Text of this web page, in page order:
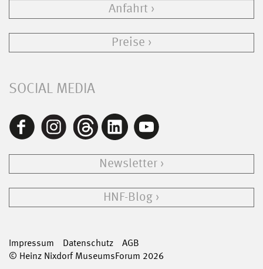
Anfahrt
Preise
SOCIAL MEDIA
Newsletter
HNF-Blog
Impressum Datenschutz
AGB
© Heinz Nixdorf MuseumsForum 2026